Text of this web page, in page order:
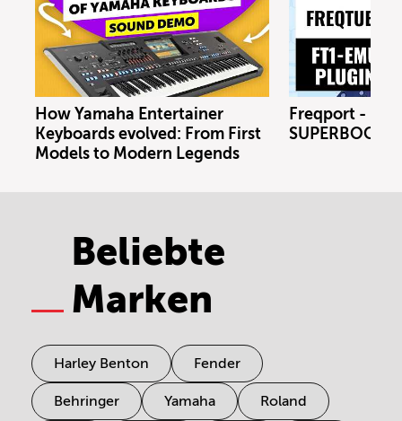
How Yamaha Entertainer
Keyboards evolved: From First
Models to Modern Legends
Freqport -
Beliebte
Marken
Harley Benton Fender
Behringer Yamaha Roland